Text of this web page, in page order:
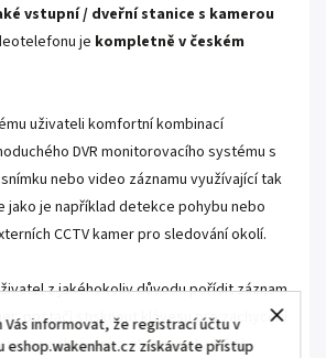
Vás informovat, že registrací účtu v
eshop.wakenhat.cz získáváte přístup
vstupní / dveřní stanice s kamerou
je kompletně v českém
uživateli komfortní kombinací
DVR monitorovacího systému s
nebo video záznamu využívající tak
jako je například detekce pohybu nebo
CCTV kamer pro sledování okolí.
z jakéhokoliv důvodu pořídit záznam
postačí stisknout klávesu pro zachycení
video nahrávání a obraz je okamžitě